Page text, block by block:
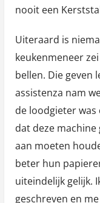
nooit een
Uiteraard is
keukenmeneer
bellen. Die geven
assistenza nam
de loodgieter was
dat deze
aan moeten
beter hun
uiteindelijk gelijk.
geschreven en